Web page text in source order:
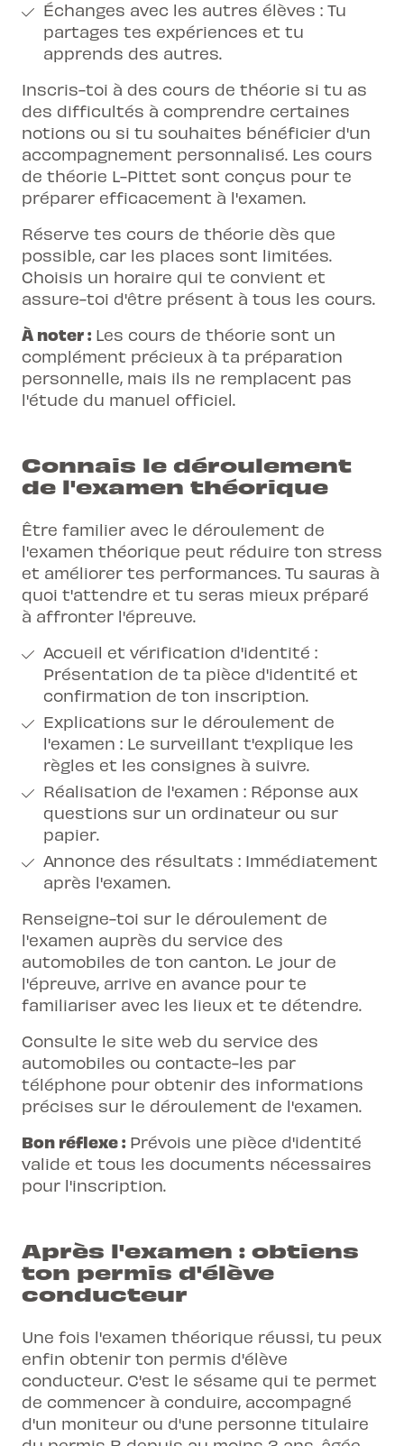
Échanges avec les autres élèves : Tu
partages tes expériences et tu
apprends des autres.
Inscris-toi à des cours de théorie si tu as
des difficultés à comprendre certaines
notions ou si tu souhaites bénéficier d'un
accompagnement personnalisé. Les cours
de théorie L-Pittet sont conçus pour te
préparer efficacement à l'examen.
Réserve tes cours de théorie dès que
possible, car les places sont limitées.
Choisis un horaire qui te convient et
assure-toi d'être présent à tous les cours.
À noter : Les cours de théorie sont un
complément précieux à ta préparation
personnelle, mais ils ne remplacent pas
l'étude du manuel officiel.
Connais le déroulement
de l'examen théorique
Être familier avec le déroulement de
l'examen théorique peut réduire ton stress
et améliorer tes performances. Tu sauras à
quoi t'attendre et tu seras mieux préparé
à affronter l'épreuve.
Accueil et vérification d'identité :
Présentation de ta pièce d'identité et
confirmation de ton inscription.
Explications sur le déroulement de
l'examen : Le surveillant t'explique les
règles et les consignes à suivre.
Réalisation de l'examen : Réponse aux
questions sur un ordinateur ou sur
papier.
Annonce des résultats : Immédiatement
après l'examen.
Renseigne-toi sur le déroulement de
l'examen auprès du service des
automobiles de ton canton. Le jour de
l'épreuve, arrive en avance pour te
familiariser avec les lieux et te détendre.
Consulte le site web du service des
automobiles ou contacte-les par
téléphone pour obtenir des informations
précises sur le déroulement de l'examen.
Bon réflexe : Prévois une pièce d'identité
valide et tous les documents nécessaires
pour l'inscription.
Après l'examen : obtiens
ton permis d'élève
conducteur
Une fois l'examen théorique réussi, tu peux
enfin obtenir ton permis d'élève
conducteur. C'est le sésame qui te permet
de commencer à conduire, accompagné
d'un moniteur ou d'une personne titulaire